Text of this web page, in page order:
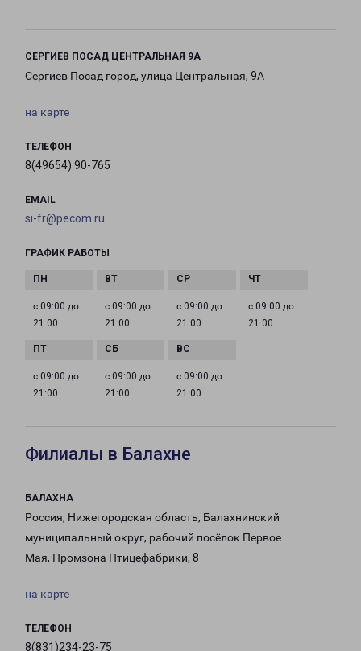
СЕРГИЕВ ПОСАД ЦЕНТРАЛЬНАЯ 9А
Сергиев Посад город, улица Центральная, 9А
на карте
ТЕЛЕФОН
8(49654) 90-765
EMAIL
si-fr@pecom.ru
ГРАФИК РАБОТЫ
с 09:00 до
21:00
с 09:00 до
21:00
с 09:00 до
21:00
с 09:00 до
21:00
с 09:00 до
21:00
с 09:00 до
21:00
с 09:00 до
21:00
Филиалы в Балахне
БАЛАХНА
Россия, Нижегородская область, Балахнинский
муниципальный округ, рабочий посёлок Первое
Мая, Промзона Птицефабрики, 8
на карте
ТЕЛЕФОН
8(831)234-23-75